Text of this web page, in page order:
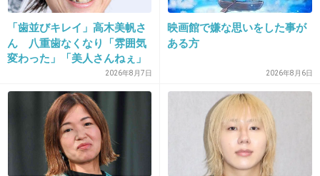
なかったらなかったで慣れるものですよ～♬
2026/06/03(水) 17:10:27
猫が乗りがち
シーズーやペキニーズは顎乗せがち
+5
「歯並びキレイ」高木美帆さ
ん 八重歯なくなり「雰囲気
変わった」「美人さんねぇ」
「歯列矯正してるんや」2026年8月7日
映画館で嫌な思いをした事が
ある方
2026年8月6日